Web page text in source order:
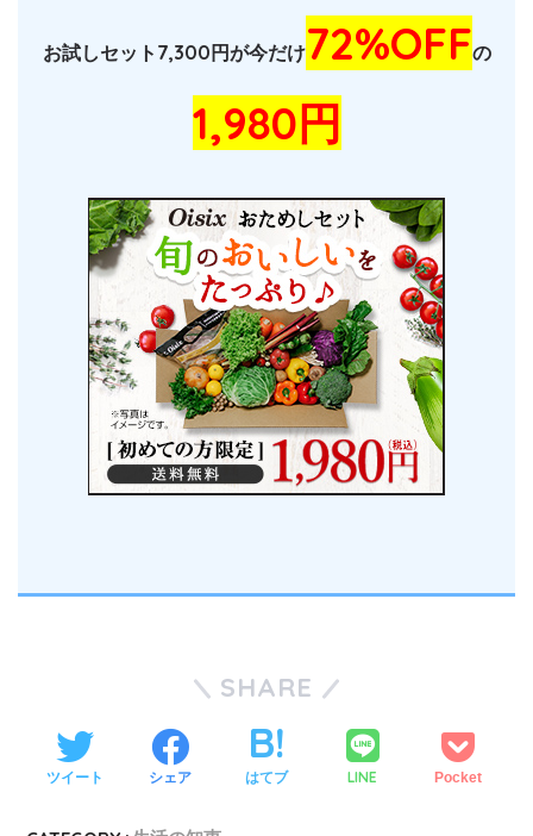
お試しセット7,300円が今だけ72%OFFの
1,980円
SHARE
ツイート シェア はてブ LINE Pocket